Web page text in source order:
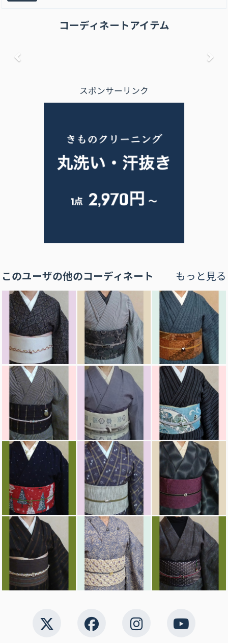
コーディネートアイテム
スポンサーリンク
このユーザの他のコーディネート もっと見る